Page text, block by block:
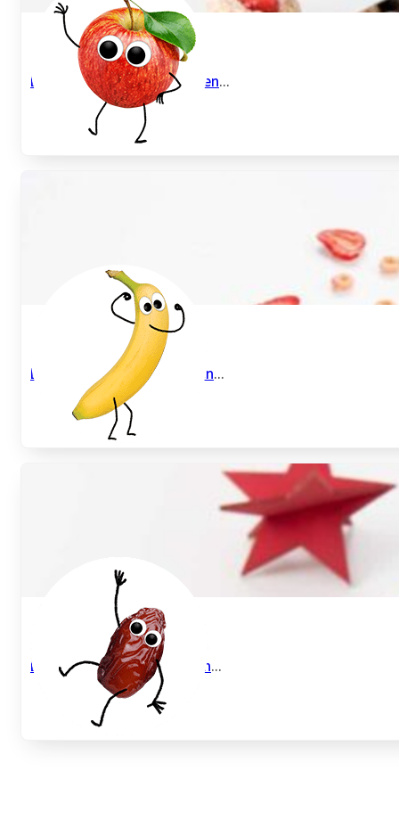
Energiekugeln mit Erdbeeren...
Energiekugeln mit Cerealien...
Energiebällchen mit Datteln...